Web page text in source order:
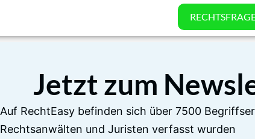
Jetzt zum
Auf RechtEasy befinden sich über 7500
Rechtsanwälten und Juristen verfasst wurden